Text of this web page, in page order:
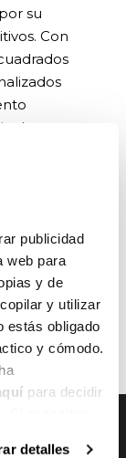
publicidad
web para
y de
y utilizar
estás obligado
y cómodo.
para decidir
detalles
su
Con